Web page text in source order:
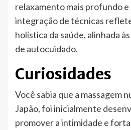
relaxamento mais profundo e
integração de técnicas
holística da saúde, alinhada
de autocuidado.
Curiosidades
Você sabia que a massagem
Japão, foi inicialmente
promover a intimidade e